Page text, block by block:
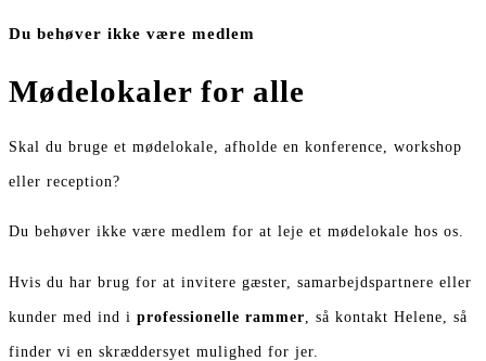
Du behøver ikke være medlem
Mødelokaler for alle
Skal du bruge et mødelokale, afholde en konference, workshop
eller reception?
Du behøver ikke være medlem for at leje et mødelokale hos os.
Hvis du har brug for at invitere gæster, samarbejdspartnere eller
kunder med ind i professionelle rammer , så kontakt Helene, så
finder vi en skræddersyet mulighed for jer.